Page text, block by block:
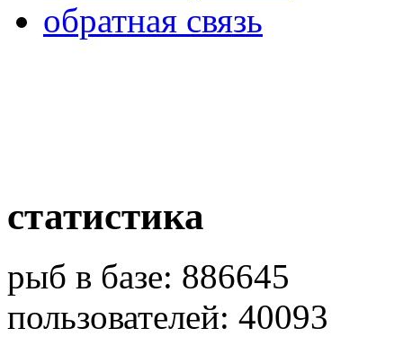
обратная связь
статистика
рыб в базе: 886645
пользователей: 40093